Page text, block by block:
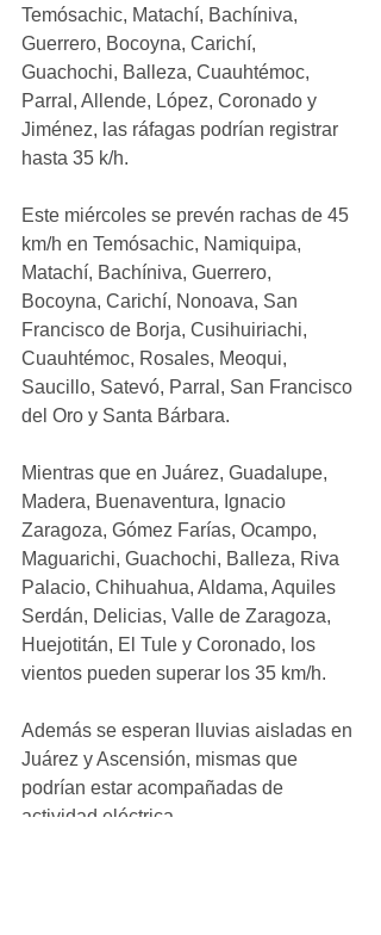
Temósachic, Matachí, Bachíniva,
Guerrero, Bocoyna, Carichí,
Guachochi, Balleza, Cuauhtémoc,
Parral, Allende, López, Coronado y
Jiménez, las ráfagas podrían registrar
hasta 35 k/h.
Este miércoles se prevén rachas de 45
km/h en Temósachic, Namiquipa,
Matachí, Bachíniva, Guerrero,
Bocoyna, Carichí, Nonoava, San
Francisco de Borja, Cusihuiriachi,
Cuauhtémoc, Rosales, Meoqui,
Saucillo, Satevó, Parral, San Francisco
del Oro y Santa Bárbara.
Mientras que en Juárez, Guadalupe,
Madera, Buenaventura, Ignacio
Zaragoza, Gómez Farías, Ocampo,
Maguarichi, Guachochi, Balleza, Riva
Palacio, Chihuahua, Aldama, Aquiles
Serdán, Delicias, Valle de Zaragoza,
Huejotitán, El Tule y Coronado, los
vientos pueden superar los 35 km/h.
Además se esperan lluvias aisladas en
Juárez y Ascensión, mismas que
podrían estar acompañadas de
actividad eléctrica.